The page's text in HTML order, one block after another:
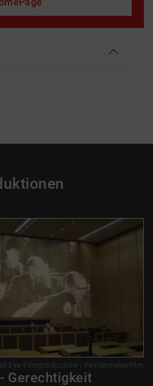
Eye Filmproduction | Feinshmekerfilm
Gerechtigkeit